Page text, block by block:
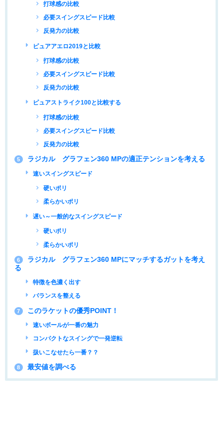
打球感の比較
必要スイングスピード比較
反発力の比較
ピュアアエロ2019と比較
打球感の比較
必要スイングスピード比較
反発力の比較
ピュアストライク100と比較する
打球感の比較
必要スイングスピード比較
反発力の比較
5 ラジカル グラフェン360 MPの適正テンションを考える
速いスイングスピード
硬いポリ
柔らかいポリ
遅い～一般的なスイングスピード
硬いポリ
柔らかいポリ
6
ラジカル グラフェン360 MPにマッチするガットを考え
る
特徴を色濃く出す
バランスを整える
7 このラケットの優秀POINT！
速いボールが一番の魅力
コンパクトなスイングで一発逆転
扱いこなせたら一番？？
8 最安値を調べる